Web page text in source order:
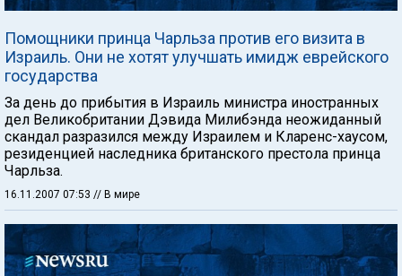
Помощники принца Чарльза против его визита в
Израиль. Они не хотят улучшать имидж еврейского
государства
За день до прибытия в Израиль министра иностранных
дел Великобритании Дэвида Милибэнда неожиданный
скандал разразился между Израилем и Кларенс-хаусом,
резиденцией наследника британского престола принца
Чарльза.
16.11.2007 07:53 // В мире